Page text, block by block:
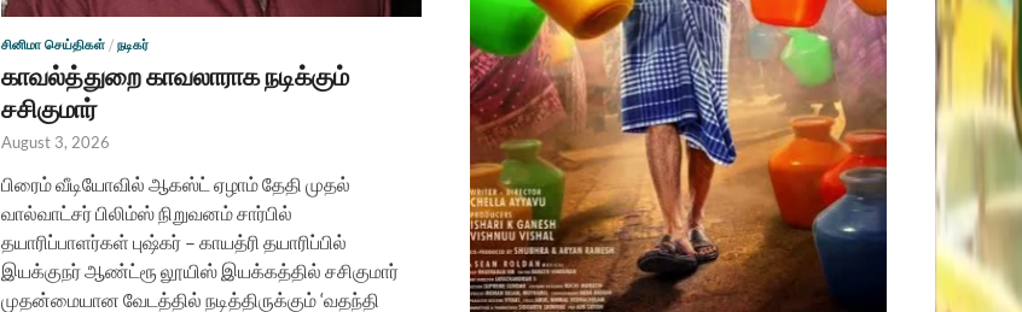
சினிமா செய்திகள் / நடிகர்
காவல்த்துறை காவலாராக நடிக்கும்
சசிகுமார்
August 3, 2026
பிரைம் வீடியோவில் ஆகஸ்ட் ஏழாம் தேதி முதல்
வால்வாட்சர் பிலிம்ஸ் நிறுவனம் சார்பில்
தயாரிப்பாளர்கள் புஷ்கர் – காயத்ரி தயாரிப்பில்
இயக்குநர் ஆண்ட்ரூ லூயிஸ் இயக்கத்தில் சசிகுமார்
முதன்மையான வேடத்தில் நடித்திருக்கும் ‘வதந்தி